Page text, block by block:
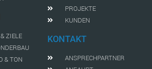
ZIELE
& TON
PROJEKTE
KUNDEN
KONTAKT
ANSPRECHPARTNER